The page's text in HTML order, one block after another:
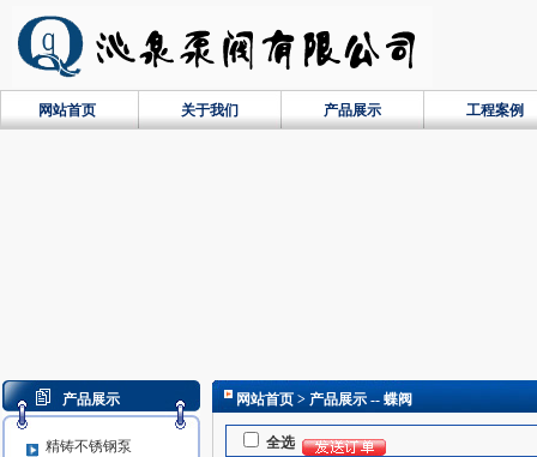
网站首页 关于我们 产品展示 工程案例
产品展示
精铸不锈钢泵
网站首页 > 产品展示 -- 蝶阀
全选